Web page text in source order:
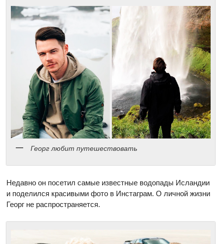
Георг любит путешествовать
Недавно он посетил самые известные водопады Исландии
и поделился красивыми фото в Инстаграм. О личной жизни
Георг не распространяется.